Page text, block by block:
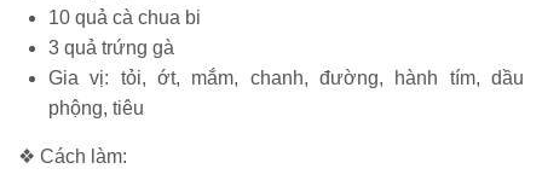
10 quả cà chua bi
3 quả trứng gà
Gia vị: tỏi, ớt, mắm, chanh, đường, hành tím, dầu
phộng, tiêu
❖ Cách làm: